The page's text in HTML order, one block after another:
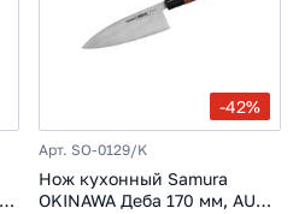
-42%
Арт. SO-0129/K
Нож кухонный Samura
OKINAWA Деба 170 мм, AUS-